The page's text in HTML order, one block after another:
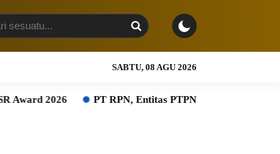
SABTU, 08 AGU 2026
PT RPN, Entitas PTPN Group bersama BPDP Dukung